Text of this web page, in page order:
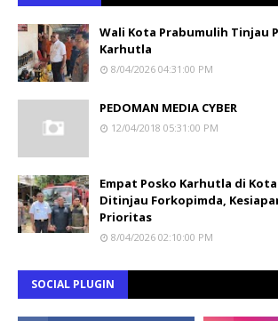
Wali Kota Prabumulih Tinjau
Karhutla
8/04/2026 04:31:00 PM
PEDOMAN MEDIA CYBER
12/04/2018 05:31:00 PM
Empat Posko Karhutla di
Ditinjau Forkopimda,
Prioritas
8/04/2026 02:10:00 PM
SOCIAL PLUGIN